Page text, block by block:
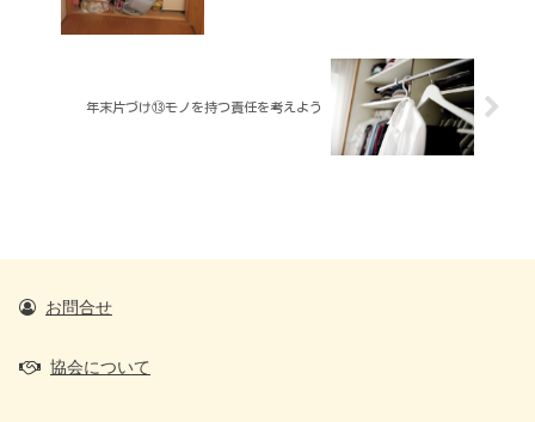
年末片づけ⑬モノを持つ責任を考えよう
お問合せ
協会について